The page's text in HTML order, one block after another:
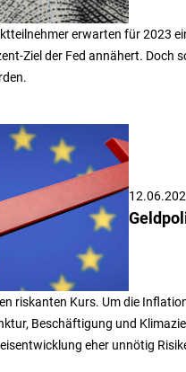
erwarten für 2023
Ziel der Fed annähert. Doch
riskanten Kurs. Um die
Beschäftigung und
eher unnötig